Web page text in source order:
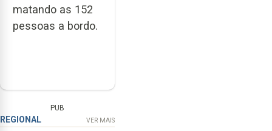
matando as 152
pessoas a bordo.
PUB
REGIONAL VER MAIS